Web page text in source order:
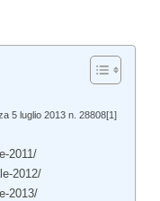
5 luglio 2013 n. 28808[1]
2011/
2012/
2013/